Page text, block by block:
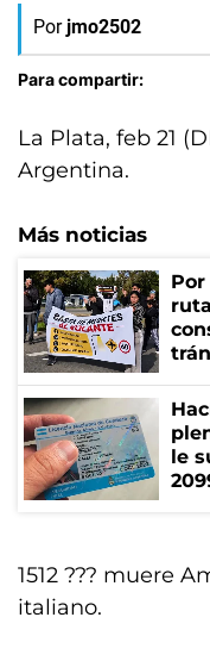
Por jmo2502
Para compartir:
La Plata, feb 21
Argentina.
Más noticias
le
1512 ??? muere
italiano.